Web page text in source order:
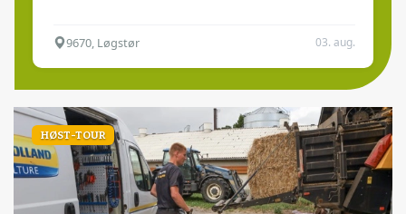
9670, Løgstør 03. aug.
HØST-TOUR